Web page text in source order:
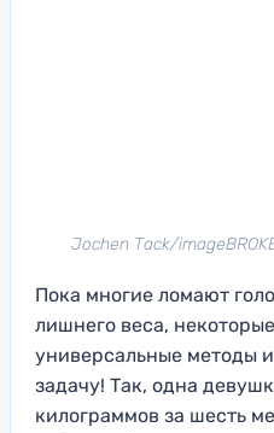
Jochen Tack/
Пока многие ломают
лишнего веса,
универсальные методы
задачу! Так, одна
килограммов за шесть